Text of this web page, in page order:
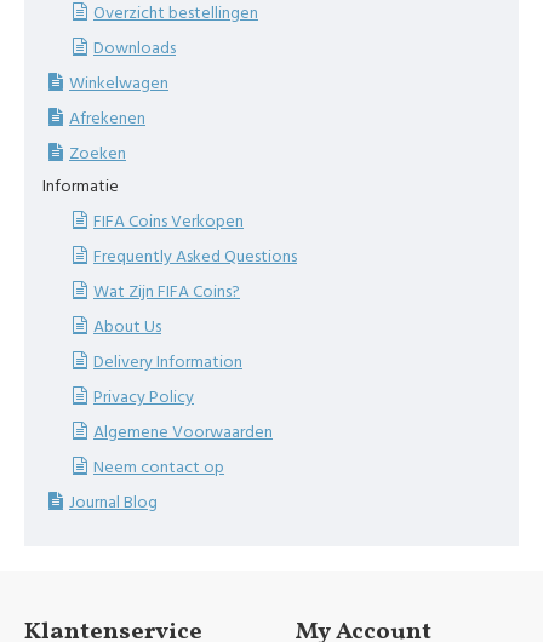
Overzicht bestellingen
Downloads
Winkelwagen
Afrekenen
Zoeken
Informatie
FIFA Coins Verkopen
Frequently Asked Questions
Wat Zijn FIFA Coins?
About Us
Delivery Information
Privacy Policy
Algemene Voorwaarden
Neem contact op
Journal Blog
Klantenservice My Account